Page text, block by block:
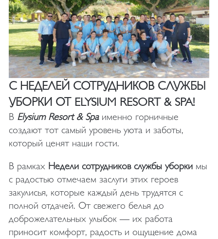
С НЕДЕЛЕЙ СОТРУДНИКОВ СЛУЖБЫ
УБОРКИ ОТ ELYSIUM RESORT & SPA!
В Elysium Resort & Spaименно горничные
создают тот самый уровень уюта и заботы,
который ценят наши гости.
В рамках Недели сотрудников службы уборкимы
с радостью отмечаем заслуги этих героев
закулисья, которые каждый день трудятся с
полной отдачей. От свежего белья до
доброжелательных улыбок — их работа
приносит комфорт, радость и ощущение дома